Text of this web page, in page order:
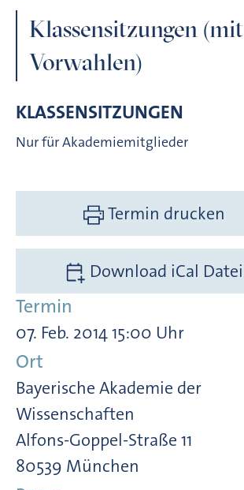
Klassensitzungen (mit
Vorwahlen)
KLASSENSITZUNGEN
Nur für Akademiemitglieder
Termin drucken
Download iCal Datei
Termin
07. Feb. 2014 15:00 Uhr
Ort
Bayerische Akademie der
Wissenschaften
Alfons-Goppel-Straße 11
80539 München